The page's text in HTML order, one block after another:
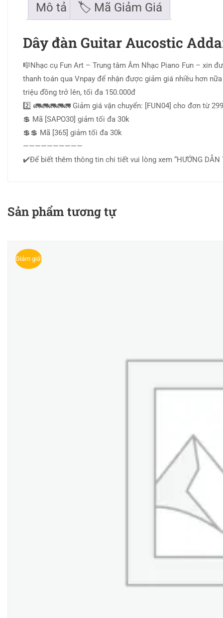
Mô tả 🏷 Mã Giảm Giá
Dây đàn Guitar Aucostic
🎼Nhạc cụ Fun Art – Trung tâm Âm Nhạc Piano Fun – xin
thanh toán qua Vnpay để nhận được giảm giá nhiều hơn
triệu đồng trở lên, tối đa 150.000đ
2️⃣ 🚛🚛🚛🚛🚛 Giảm giá vận chuyển: [FUN04] cho đơn từ
💲 Mã [SAPO30] giảm tối đa 30k
💲💲 Mã [365] giảm tối đa 30k
——————————
✔️Để biết thêm thông tin chi tiết vui lòng xem “HƯỚNG DẪN
Sản phẩm tương tự
Giảm giá!